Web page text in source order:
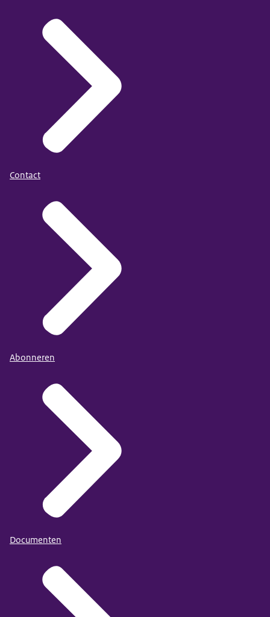
Contact
Abonneren
Documenten